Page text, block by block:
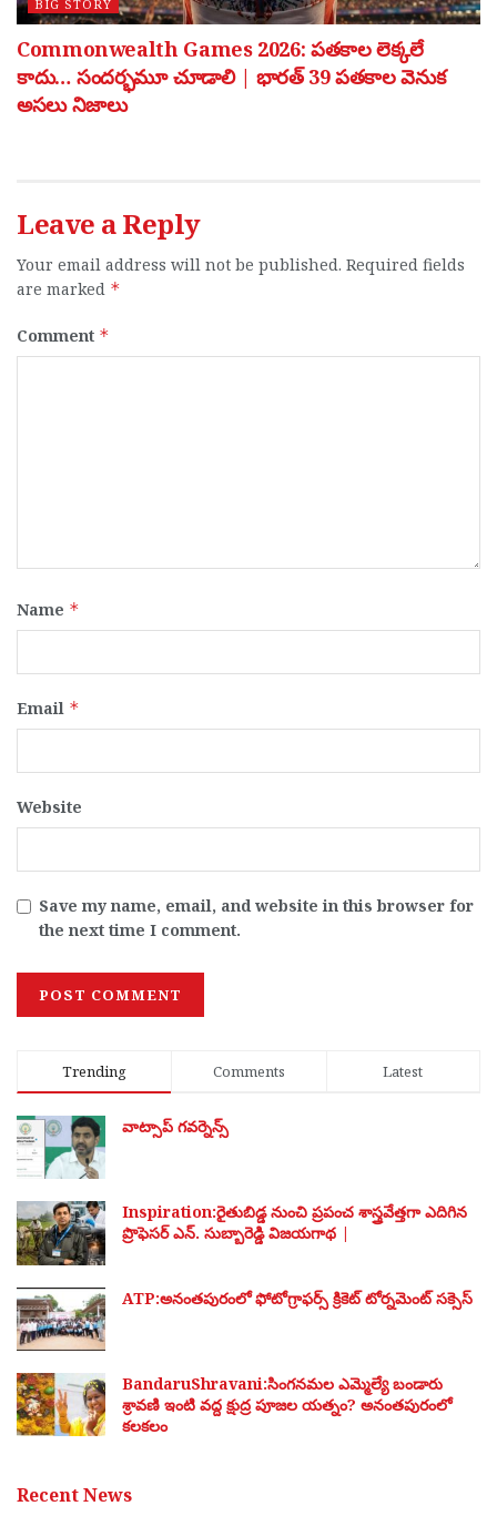
BIG STORY
Commonwealth Games 2026: పతకాల లెక్కలే
కాదు… సందర్భమూ చూడాలి | భారత్ 39 పతకాల వెనుక
అసలు నిజాలు
Leave a Reply
Your email address will not be published. Required fields
are marked *
Comment *
Name *
Email *
Website
Save my name, email, and website in this browser for
the next time I comment.
Trending Comments Latest
వాట్సాప్ గవర్నెన్స్
Inspiration:రైతుబిడ్డ నుంచి ప్రపంచ శాస్త్రవేత్తగా ఎదిగిన
ప్రొఫెసర్ ఎన్. సుబ్బారెడ్డి విజయగాథ |
ATP:అనంతపురంలో ఫోటోగ్రాఫర్స్ క్రికెట్ టోర్నమెంట్ సక్సెస్
BandaruShravani:సింగనమల ఎమ్మెల్యే బండారు
శ్రావణి ఇంటి వద్ద క్షుద్ర పూజల యత్నం? అనంతపురంలో
కలకలం
Recent News